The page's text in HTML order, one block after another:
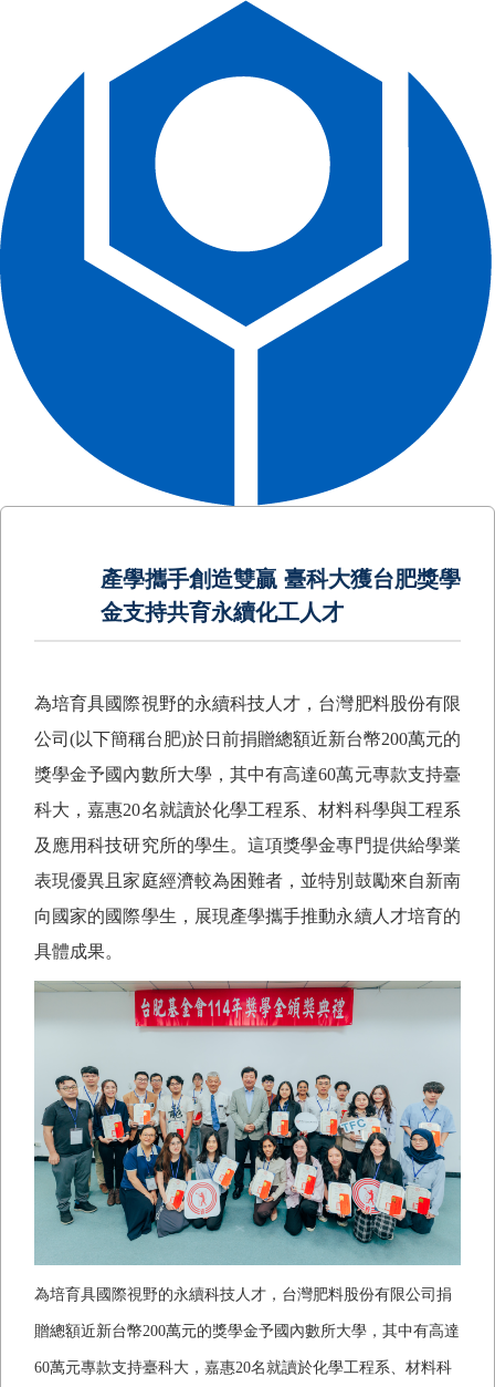
產學攜手創造雙贏 臺科大獲台肥獎學
金支持共育永續化工人才
為培育具國際視野的永續科技人才，台灣肥料股份有限
公司(以下簡稱台肥)於日前捐贈總額近新台幣200萬元的
獎學金予國內數所大學，其中有高達60萬元專款支持臺
科大，嘉惠20名就讀於化學工程系、材料科學與工程系
及應用科技研究所的學生。這項獎學金專門提供給學業
表現優異且家庭經濟較為困難者，並特別鼓勵來自新南
向國家的國際學生，展現產學攜手推動永續人才培育的
具體成果。
為培育具國際視野的永續科技人才，台灣肥料股份有限公司捐
贈總額近新台幣200萬元的獎學金予國內數所大學，其中有高達
60萬元專款支持臺科大，嘉惠20名就讀於化學工程系、材料科